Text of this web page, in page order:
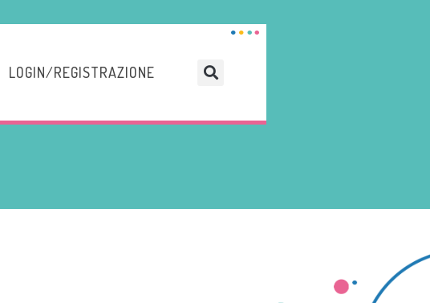
LOGIN/REGISTRAZIONE